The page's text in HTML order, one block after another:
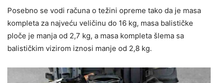
Posebno se vodi računa o težini opreme tako da je masa
kompleta za najveću veličinu do 16 kg, masa balističke
ploče je manja od 2,7 kg, a masa kompleta šlema sa
balističkim vizirom iznosi manje od 2,8 kg.